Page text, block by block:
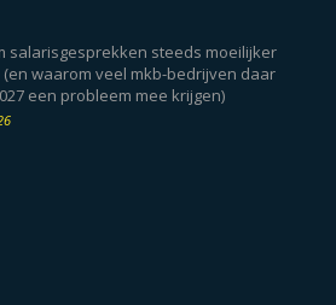
salarisgesprekken steeds moeilijker
waarom veel mkb-bedrijven daar
een probleem mee krijgen)